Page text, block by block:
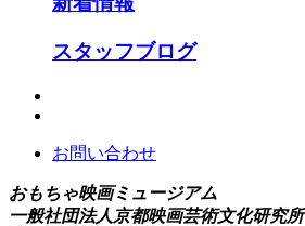
スタッフブログ
お問い合わせ
おもちゃ映画ミュージアム
一般社団法人京都映画芸術文化研究所